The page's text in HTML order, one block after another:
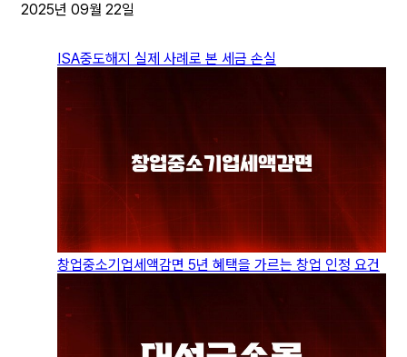
2025년 09월 22일
ISA중도해지 실제 사례로 본 세금 손실
창업중소기업세액감면 5년 혜택을 가르는 창업 인정 요건